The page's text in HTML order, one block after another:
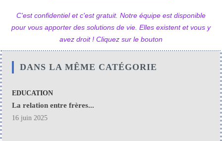
C'est confidentiel et c'est gratuit. Notre équipe est disponible
pour vous apporter des solutions de vie. Elles existent et vous y
avez droit ! Cliquez sur le bouton
DANS LA MÊME CATÉGORIE
EDUCATION
La relation entre frères...
16 juin 2025